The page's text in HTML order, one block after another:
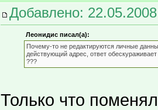
Добавлено:
Леонидис писал(а):
Почему-то не редактируются личные
действующий адрес, ответ
???
Только что